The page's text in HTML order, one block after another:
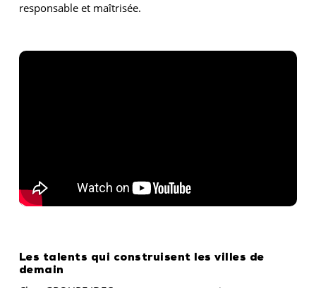
responsable et maîtrisée.
Les talents qui construisent les villes de
demain